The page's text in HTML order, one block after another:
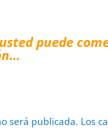
puede
será publicada. Los